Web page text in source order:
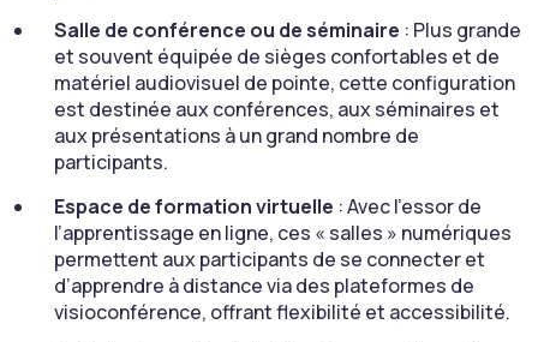
Salle de conférence ou de séminaire : Plus grande
et souvent équipée de sièges confortables et de
matériel audiovisuel de pointe, cette configuration
est destinée aux conférences, aux séminaires et
aux présentations à un grand nombre de
participants.
Espace de formation virtuelle : Avec l’essor de
l’apprentissage en ligne, ces « salles » numériques
permettent aux participants de se connecter et
d’apprendre à distance via des plateformes de
visioconférence, offrant flexibilité et accessibilité.